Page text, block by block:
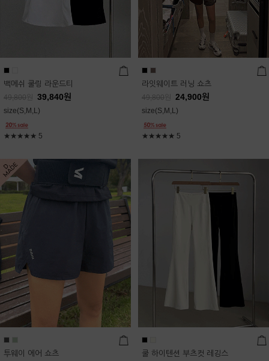
백메쉬 쿨링 라운드티
49,800 39,840원
size(S,M,L)
★★★★★ 5
라잇웨이트 러닝 쇼츠
49,800 24,900원
size(S,M,L)
★★★★★ 5
투웨이 에어 쇼츠 쿨 하이텐션 부츠컷 레깅스